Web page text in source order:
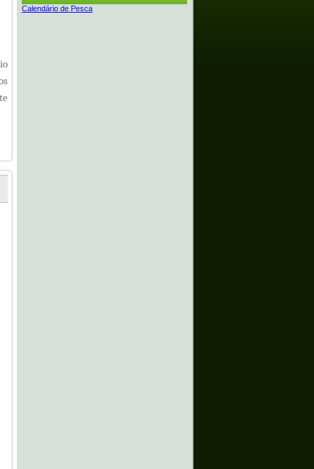
Calendário de Pesca